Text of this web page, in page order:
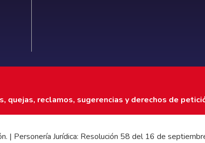
quejas, reclamos, sugerencias y derechos de
| Personería Jurídica: Resolución 58 del 16 de